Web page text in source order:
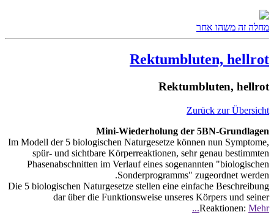
מחלה זה משהו אחר
Rektumbluten, hellrot
Rektumbluten, hellrot
Zurück zur Übersicht
Mini-Wiederholung der 5BN-Grundlagen
Im Modell der 5 biologischen Naturgesetze können nun Symptome,
spür- und sichtbare Körperreaktionen, sehr genau bestimmten
Phasenabschnitten im Verlauf eines sogenannten "biologischen
Sonderprogramms" zugeordnet werden.
Die 5 biologischen Naturgesetze stellen eine einfache Beschreibung
dar über die Funktionsweise unseres Körpers und seiner
Reaktionen: Mehr...